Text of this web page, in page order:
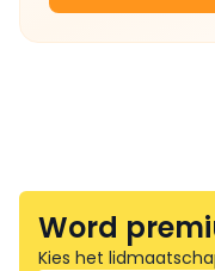
Word
Kies het